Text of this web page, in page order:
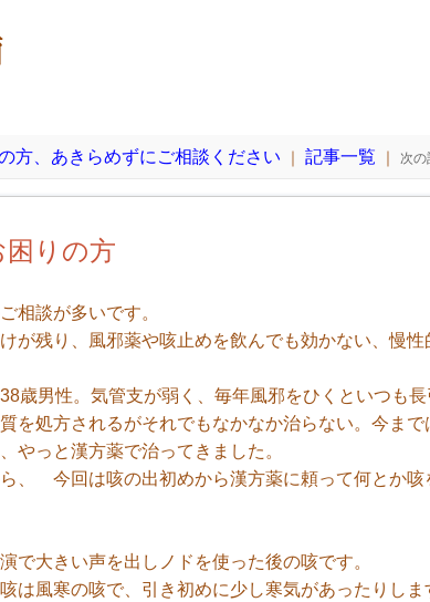
方、あきらめずにご相談ください ｜ 記事一覧 ｜ 次の
りの方
相談が多いです。
が残り、風邪薬や咳止めを飲んでも効かない、慢性
歳男性。気管支が弱く、毎年風邪をひくといつも長
を処方されるがそれでもなかなか治らない。今ま
やっと漢方薬で治ってきました。
、 今回は咳の出初めから漢方薬に頼って何とか咳
で大きい声を出しノドを使った後の咳です。
は風寒の咳で、引き初めに少し寒気があったりし